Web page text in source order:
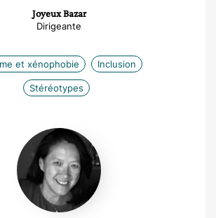
Joyeux Bazar
Dirigeante
et xénophobie Inclusion
Stéréotypes
Mai
Lam
Nguyen-
Conan